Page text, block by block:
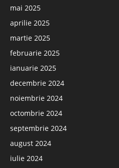
mai 2025
aprilie 2025
martie 2025
februarie 2025
ianuarie 2025
decembrie 2024
noiembrie 2024
octombrie 2024
septembrie 2024
august 2024
iulie 2024